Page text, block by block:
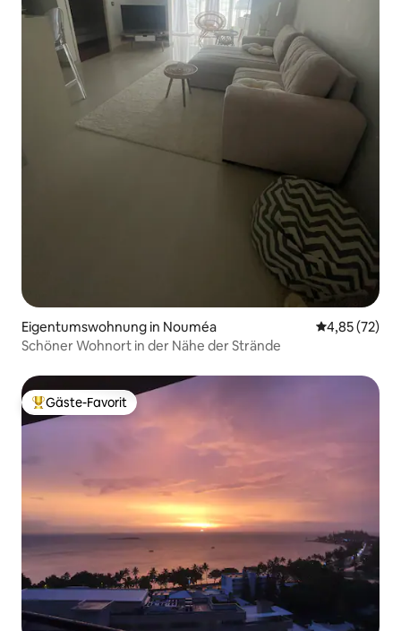
Eigentumswohnung in Nouméa
4,85 (72)
Schöner Wohnort in der Nähe der Strände
Beliebter Gäste-Favorit.
Gäste-Favorit